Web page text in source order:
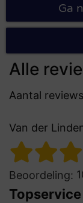
Ga
Alle
Aantal
Van der
Beoordeling: